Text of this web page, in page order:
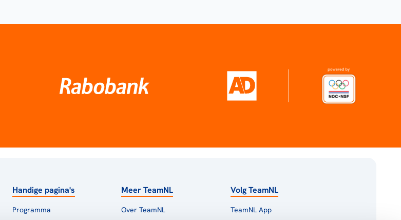
Handige pagina's
Programma
Meer TeamNL
Over TeamNL
Volg TeamNL
TeamNL App